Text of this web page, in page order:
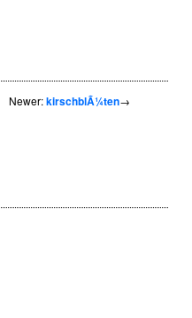
Newer:kirschblÃ¼ten→